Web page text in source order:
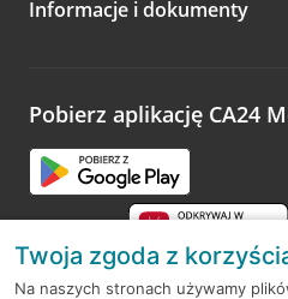
Zachęcamy do podzielenia się z
opinie.
Informacje i dokumenty
Pobierz aplikację CA24
Twoja zgoda z
Na naszych stronach używamy